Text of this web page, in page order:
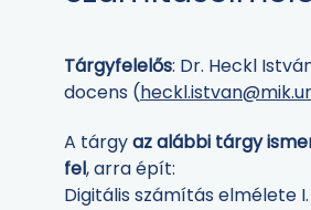
Tárgyfelelős: Dr. Heckl
docens (
A tárgyaz alábbi tárgy
fel, arra épít:
Digitális számítás elmélete I.